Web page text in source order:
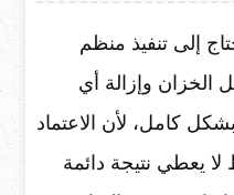
إلى تنفيذ منظم
وإزالة أي
كامل، لأن الاعتماد
يعطي نتيجة دائمة